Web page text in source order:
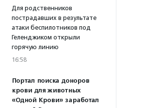
Для родственников
пострадавших в результате
атаки беспилотников под
Геленджиком открыли
горячую линию
16:58
Портал поиска доноров
крови для животных
«Одной Крови» заработал